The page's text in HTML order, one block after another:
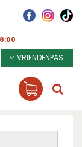
VRIENDENPAS